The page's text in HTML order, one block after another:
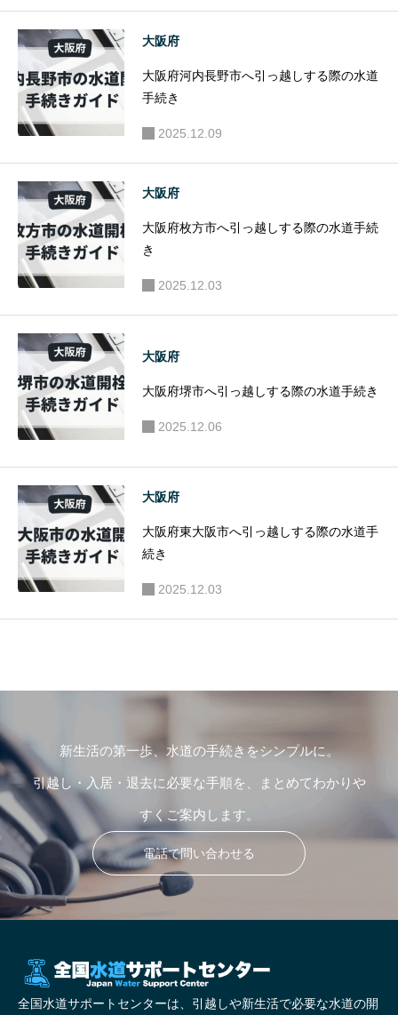
大阪府
大阪府河内長野市へ引っ越しする際の水道
手続き
2025.12.09
大阪府
大阪府枚方市へ引っ越しする際の水道手続
き
2025.12.03
大阪府
大阪府堺市へ引っ越しする際の水道手続き
2025.12.06
大阪府
大阪府東大阪市へ引っ越しする際の水道手
続き
2025.12.03
新生活の第一歩、水道の手続きをシンプルに。
引越し・入居・退去に必要な手順を、まとめてわかりや
すくご案内します。
電話で問い合わせる
全国水道サポートセンターは、引越しや新生活で必要な水道の開